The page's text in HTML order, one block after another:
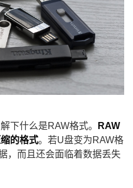
下什么是RAW格式。
RAW
的格式。若U盘变为RAW格
，而且还会面临着数据丢失